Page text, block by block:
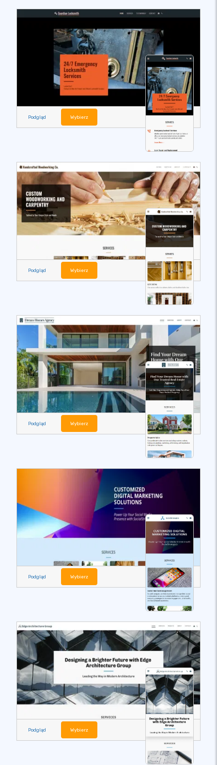
Podgląd Wybierz
Podgląd Wybierz
Podgląd Wybierz
Podgląd Wybierz
Podgląd Wybierz